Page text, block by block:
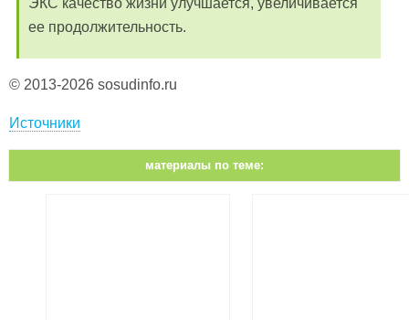
ее продолжительность.
© 2013-2026 sosudinfo.ru
Источники
материалы по теме: